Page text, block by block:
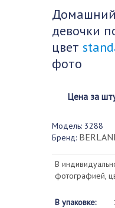
девочки
цвет
фото
Цена за
Модель: 3288
Бренд:
В
фотографией,
В упаковке: